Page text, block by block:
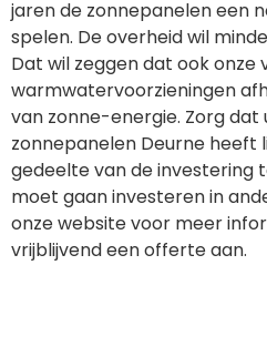
jaren de zonnepanelen een
spelen. De overheid wil
Dat wil zeggen dat ook onze
warmwatervoorzieningen
van zonne-energie. Zorg dat
zonnepanelen Deurne heeft
gedeelte van de investering
moet gaan investeren in
onze website voor meer
vrijblijvend een offerte aan.